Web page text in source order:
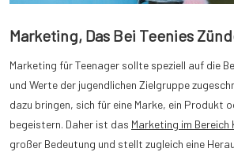
Marketing, Das Bei Teenies
Marketing für Teenager sollte speziell auf die
und Werte der jugendlichen Zielgruppe
dazu bringen, sich für eine Marke, ein Produkt
begeistern. Daher ist das Marketing im Bereich
großer Bedeutung und stellt zugleich eine